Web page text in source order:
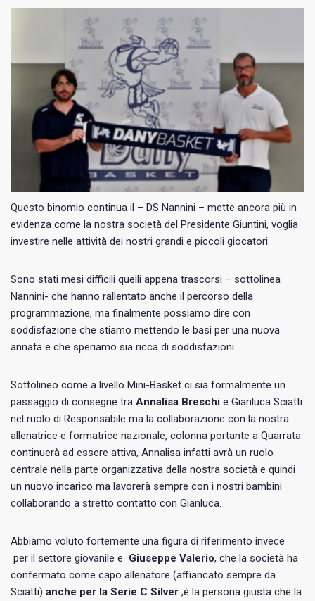
Questo binomio continua il – DS Nannini – mette ancora più in
evidenza come la nostra società del Presidente Giuntini, voglia
investire nelle attività dei nostri grandi e piccoli giocatori.
Sono stati mesi difficili quelli appena trascorsi – sottolinea
Nannini- che hanno rallentato anche il percorso della
programmazione, ma finalmente possiamo dire con
soddisfazione che stiamo mettendo le basi per una nuova
annata e che speriamo sia ricca di soddisfazioni.
Sottolineo come a livello Mini-Basket ci sia formalmente un
passaggio di consegne tra Annalisa Breschi e Gianluca Sciatti
nel ruolo di Responsabile ma la collaborazione con la nostra
allenatrice e formatrice nazionale, colonna portante a Quarrata
continuerà ad essere attiva, Annalisa infatti avrà un ruolo
centrale nella parte organizzativa della nostra società e quindi
un nuovo incarico ma lavorerà sempre con i nostri bambini
collaborando a stretto contatto con Gianluca.
Abbiamo voluto fortemente una figura di riferimento invece
per il settore giovanile e Giuseppe Valerio, che la società ha
confermato come capo allenatore (affiancato sempre da
Sciatti) anche per la Serie C Silver ,è la persona giusta che la